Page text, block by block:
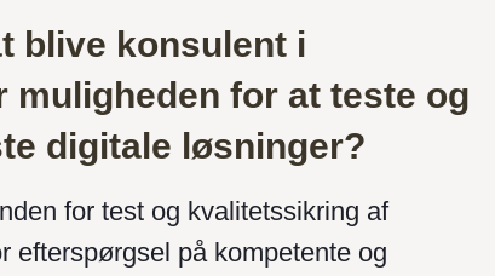
blive konsulent i
muligheden for at teste og
digitale løsninger?
for test og kvalitetssikring af
efterspørgsel på kompetente og